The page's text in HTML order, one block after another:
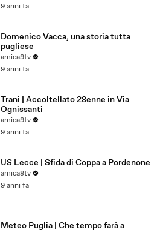
9 anni fa
Domenico Vacca, una storia tutta
pugliese
amica9tv
9 anni fa
Trani | Accoltellato 28enne in Via
Ognissanti
amica9tv
9 anni fa
US Lecce | Sfida di Coppa a Pordenone
amica9tv
9 anni fa
Meteo Puglia | Che tempo farà a